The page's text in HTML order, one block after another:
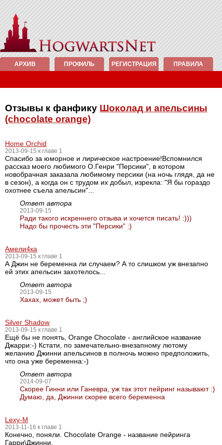
АРХИВ ПРОФИЛЬ РЕГИСТРАЦИЯ ПРАВИЛА
Отзывы к фанфику Шоколад и апельсины
(chocolate orange)
Home Orchid
2013-09-15 к главе 1
Спасибо за юморное и лирическое настроение!Вспомнился
рассказ моего любимого О.Генри "Персики", в котором
новобрачная заказала любимому персики (на ночь глядя, да не
в сезон), а когда он с трудом их добыл, изрекла: "Я бы гораздо
охотнее съела апельсин"...
Ответ автора
2013-09-15
Ради такого искреннего отзыва и хочется писать! :)))
Надо бы прочесть эти "Персики" :)
Амели4ка
2013-09-15 к главе 1
А Джин не беременна ли случаем? А то слишком уж внезапно
ей этих апельсин захотелось...
Ответ автора
2013-09-15
Хахах, может быть ;)
Silver Shadow
2013-09-15 к главе 1
Ещё бы не понять, Orange Chocolate - английское название
Джарри:-) Кстати, по замечательно-внезапному лютому
желанию Джинни апельсинов в полночь можно предположить,
что она уже беременна:-)
Ответ автора
2014-09-07
Скорее Гинни или Ганевра, уж так этот пейринг называют :)
Думаю, да, Джинни скорее всего беременна
Lexy-M
2013-11-16 к главе 1
Конечно, поняли. Chocolate Orange - название пейринга
Гарри\Джинни.